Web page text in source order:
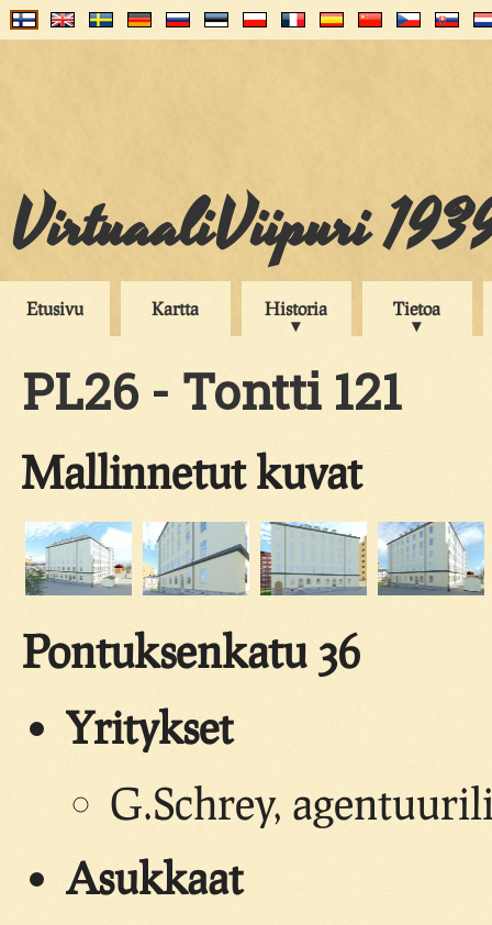
VirtuaaliViipuri
Etusivu Kartta Historia Tietoa
PL26 - Tontti 121
Mallinnetut kuvat
Pontuksenkatu 36
Yritykset
G.Schrey,
Asukkaat